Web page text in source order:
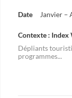
Date Janvier –
Contexte : Index
Dépliants
programmes...